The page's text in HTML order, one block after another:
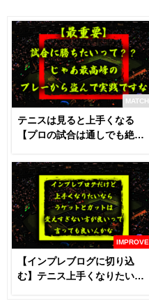
MATCH
テニスは見ると上手くなる
【プロの試合は通しでも絶対
IMPROVE
【インプレブログに切り込
む】テニス上手くなりたいな